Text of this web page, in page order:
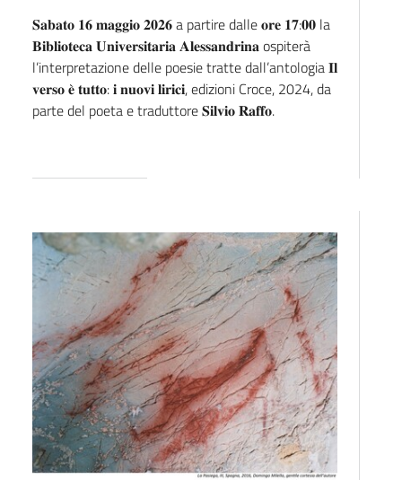
𝐒𝐚𝐛𝐚𝐭𝐨 𝟏𝟔 𝐦𝐚𝐠𝐠𝐢𝐨 𝟐𝟎𝟐𝟔 a partire dalle 𝐨𝐫𝐞 𝟏𝟕:𝟎𝟎 la
𝐁𝐢𝐛𝐥𝐢𝐨𝐭𝐞𝐜𝐚 𝐔𝐧𝐢𝐯𝐞𝐫𝐬𝐢𝐭𝐚𝐫𝐢𝐚 𝐀𝐥𝐞𝐬𝐬𝐚𝐧𝐝𝐫𝐢𝐧𝐚 ospiterà
l’interpretazione delle poesie tratte dall’antologia 𝐈𝐥
𝐯𝐞𝐫𝐬𝐨 𝐞̀ 𝐭𝐮𝐭𝐭𝐨: 𝐢 𝐧𝐮𝐨𝐯𝐢 𝐥𝐢𝐫𝐢𝐜𝐢, edizioni Croce, 2024, da
parte del poeta e traduttore 𝐒𝐢𝐥𝐯𝐢𝐨 𝐑𝐚𝐟𝐟𝐨.